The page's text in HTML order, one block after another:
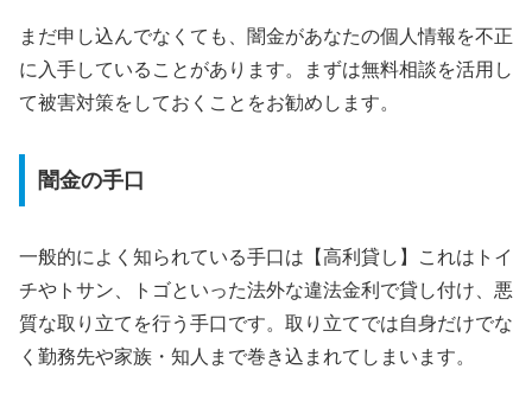
まだ申し込んでなくても、闇金があなたの個人情報を不正
に入手していることがあります。まずは無料相談を活用し
て被害対策をしておくことをお勧めします。
闇金の手口
一般的によく知られている手口は【高利貸し】これはトイ
チやトサン、トゴといった法外な違法金利で貸し付け、悪
質な取り立てを行う手口です。取り立てでは自身だけでな
く勤務先や家族・知人まで巻き込まれてしまいます。